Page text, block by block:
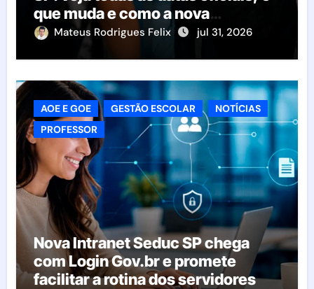
que muda e como a nova
resolução afeta as escolas
Mateus Rodrigues Felix jul 31, 2026
AOE E GOE GESTÃO ESCOLAR
NOTÍCIAS
PROFESSOR
Nova Intranet Seduc SP chega
com Login Gov.br e promete
facilitar a rotina dos servidores